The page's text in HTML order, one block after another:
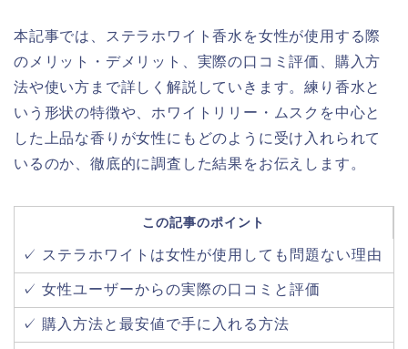
本記事では、ステラホワイト香水を女性が使用する際
のメリット・デメリット、実際の口コミ評価、購入方
法や使い方まで詳しく解説していきます。練り香水と
いう形状の特徴や、ホワイトリリー・ムスクを中心と
した上品な香りが女性にもどのように受け入れられて
いるのか、徹底的に調査した結果をお伝えします。
この記事のポイント
✓ ステラホワイトは女性が使用しても問題ない理由
✓ 女性ユーザーからの実際の口コミと評価
✓ 購入方法と最安値で手に入れる方法